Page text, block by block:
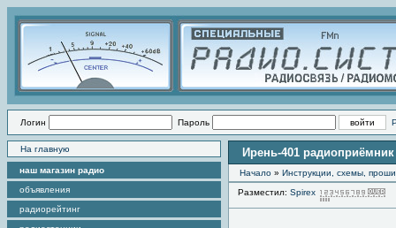
Логин Пароль
На главную
наш магазин радио
объявления
радиорейтинг
Ирень-401
Начало » Инструкции, схемы,
Разместил: Spirex